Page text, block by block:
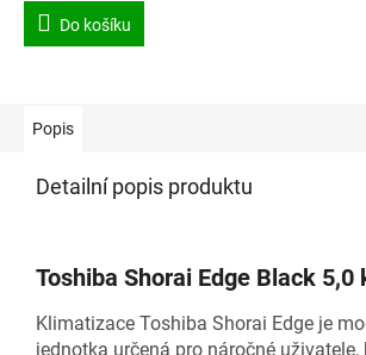
Do košíku
Popis
Detailní popis produktu
Toshiba Shorai Edge Black 5,0
Klimatizace Toshiba Shorai Edge je
jednotka určená pro náročné uživatele,